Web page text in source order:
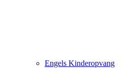
Engels Kinderopvang